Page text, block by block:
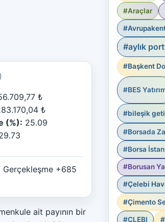
₺
₺
(%): 25.09
Gerçekleşme +685
ait payının bir
#Araçlar
#aylık
#Başkent
#BES
#bileşik
#Borsada
#Borsa
#Borusan
#Çelebi
#Çimento
#CLEBI